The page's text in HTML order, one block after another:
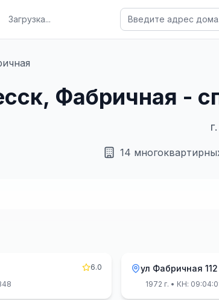
Загрузка...
Фабричная -
г.
14
6.0
ул Фабричная 112
1972 г. • КН: